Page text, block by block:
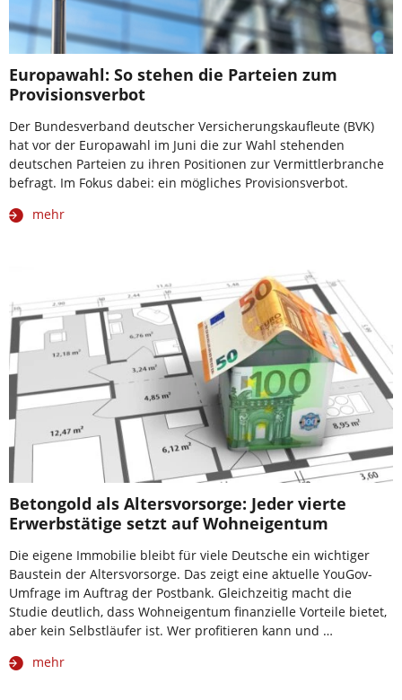
Europawahl: So stehen die Parteien zum
Provisionsverbot
Der Bundesverband deutscher Versicherungskaufleute (BVK)
hat vor der Europawahl im Juni die zur Wahl stehenden
deutschen Parteien zu ihren Positionen zur Vermittlerbranche
befragt. Im Fokus dabei: ein mögliches Provisionsverbot.
mehr
Betongold als Altersvorsorge: Jeder vierte
Erwerbstätige setzt auf Wohneigentum
Die eigene Immobilie bleibt für viele Deutsche ein wichtiger
Baustein der Altersvorsorge. Das zeigt eine aktuelle YouGov-
Umfrage im Auftrag der Postbank. Gleichzeitig macht die
Studie deutlich, dass Wohneigentum finanzielle Vorteile bietet,
aber kein Selbstläufer ist. Wer profitieren kann und …
mehr